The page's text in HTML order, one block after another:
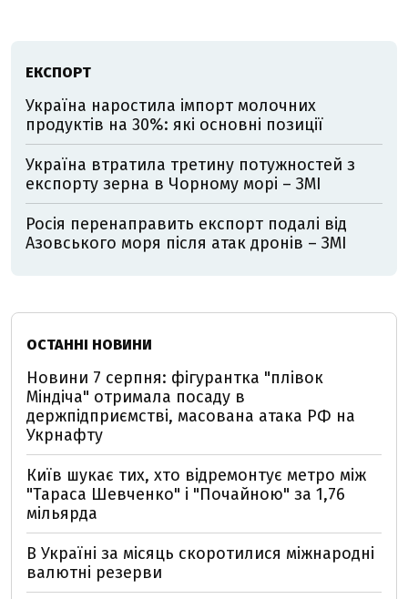
ЕКСПОРТ
Україна наростила імпорт молочних
продуктів на 30%: які основні позиції
Україна втратила третину потужностей з
експорту зерна в Чорному морі – ЗМІ
Росія перенаправить експорт подалі від
Азовського моря після атак дронів – ЗМІ
ОСТАННІ НОВИНИ
Новини 7 серпня: фігурантка "плівок
Міндіча" отримала посаду в
держпідприємстві, масована атака РФ на
Укрнафту
Київ шукає тих, хто відремонтує метро між
"Тараса Шевченко" і "Почайною" за 1,76
мільярда
В Україні за місяць скоротилися міжнародні
валютні резерви